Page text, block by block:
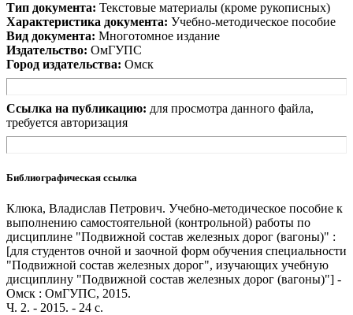
Тип документа: Текстовые материалы (кроме рукописных)
Характеристика документа: Учебно-методическое пособие
Вид документа: Многотомное издание
Издательство: ОмГУПС
Город издательства: Омск
Ссылка на публикацию: для просмотра данного файла,
требуется авторизация
Библиографическая ссылка
Клюка, Владислав Петрович. Учебно-методическое пособие к
выполнению самостоятельной (контрольной) работы по
дисциплине "Подвижной состав железных дорог (вагоны)" :
[для студентов очной и заочной форм обучения специальности
"Подвижной состав железных дорог", изучающих учебную
дисциплину "Подвижной состав железных дорог (вагоны)"] -
Омск : ОмГУПС, 2015.
Ч. 2. - 2015. - 24 с.